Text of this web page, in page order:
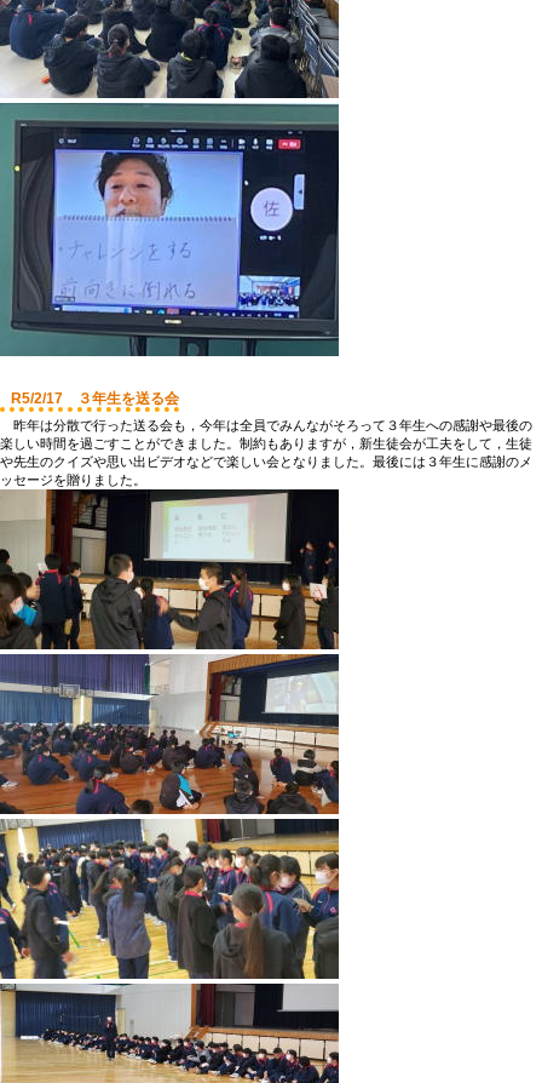
R5/2/17 ３年生を送る会
昨年は分散で行った送る会も，今年は全員でみんながそろって３年生への感謝や最後の
楽しい時間を過ごすことができました。制約もありますが，新生徒会が工夫をして，生徒
や先生のクイズや思い出ビデオなどで楽しい会となりました。最後には３年生に感謝のメ
ッセージを贈りました。